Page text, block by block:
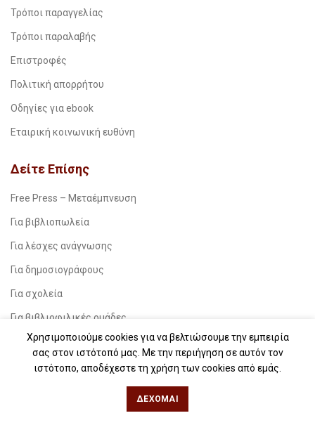
Τρόποι παραγγελίας
Τρόποι παραλαβής
Επιστροφές
Πολιτική απορρήτου
Οδηγίες για ebook
Εταιρική κοινωνική ευθύνη
Δείτε Επίσης
Free Press – Μεταέμπνευση
Για βιβλιοπωλεία
Για λέσχες ανάγνωσης
Για δημοσιογράφους
Για σχολεία
Για βιβλιοφιλικές ομάδες
Θεσσαλονίκη
Χρησιμοποιούμε cookies για να βελτιώσουμε την εμπειρία
σας στον ιστότοπό μας. Με την περιήγηση σε αυτόν τον
ιστότοπο, αποδέχεστε τη χρήση των cookies από εμάς.
ΔΈΧΟΜΑΙ